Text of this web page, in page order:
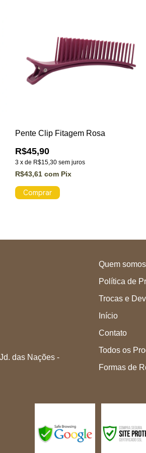
Pente Clip Fitagem Rosa
R$45,90
3 x de R$15,30 sem juros
R$43,61 com Pix
das Nações -
Quem somos
Política de
Trocas e
Início
Contato
Todos os
Formas de